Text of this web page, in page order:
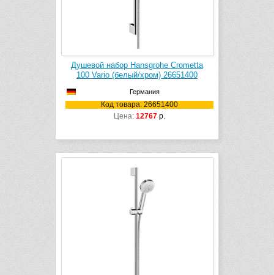
Душевой набор Hansgrohe Crometta
100 Vario (белый/хром) 26651400
Германия
Код товара: 26651400
Цена: 12767 р.